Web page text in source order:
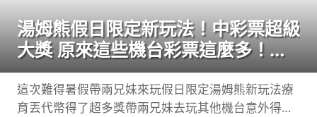
湯姆熊假日限定新玩法！中彩票超級
大獎 原來這些機台彩票這麼多！
【Bobo TV】
這次難得暑假帶兩兄妹來玩假日限定湯姆熊新玩法療
育丟代幣得了超多獎帶兩兄妹去玩其他機台意外得到